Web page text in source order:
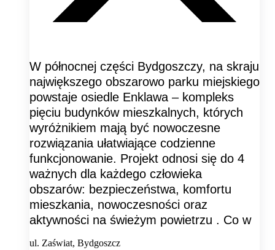
W północnej części Bydgoszczy, na skraju
największego obszarowo parku miejskiego
powstaje osiedle Enklawa – kompleks
pięciu budynków mieszkalnych, których
wyróżnikiem mają być nowoczesne
rozwiązania ułatwiające codzienne
funkcjonowanie. Projekt odnosi się do 4
ważnych dla każdego człowieka
obszarów: bezpieczeństwa, komfortu
mieszkania, nowoczesności oraz
aktywności na świeżym powietrzu . Co w
ul. Zaświat, Bydgoszcz